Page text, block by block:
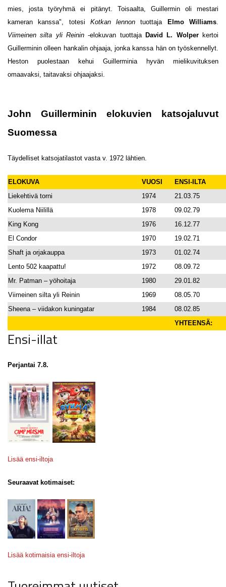
mies, josta työryhmä ei pitänyt. Toisaalta, Guillermin oli mestari
kameran kanssa", totesi Kotkan lennon tuottaja Elmo Williams
Viimeinen silta yli Reinin -elokuvan tuottaja David L. Wolperkertoi
Guillerminin olleen hankalin ohjaaja, jonka kanssa hän on työskennellyt.
Heston puolestaan kehui Guillerminia hyvän mielikuvituksen
omaavaksi, taitavaksi ohjaajaksi.
John Guillerminin elokuvien katsojaluvut
Suomessa
Täydelliset katsojatilastot vasta v. 1972 lähtien.
ELOKUVA VUOSI
ENSI-ILTA
Liekehtivä torni
1974
21.03.75
Kuolema Niilillä
1978
09.02.79
King Kong
1976
16.12.77
El Condor
1970
19.02.71
Shaft ja orjakauppa
1973
01.02.74
Lento 502 kaapattu!
1972
08.09.72
Mr. Patman – yöhoitaja 1980
29.01.82
Viimeinen silta yli Reinin
1969
08.05.70
Sheena – viidakon kuningatar
1984
08.02.85
YHTEENSÄ:
Ensi-illat
Perjantai 7.8.
Lisää ensi-iltoja
Seuraavat kotimaiset:
Lisää kotimaisia ensi-iltoja